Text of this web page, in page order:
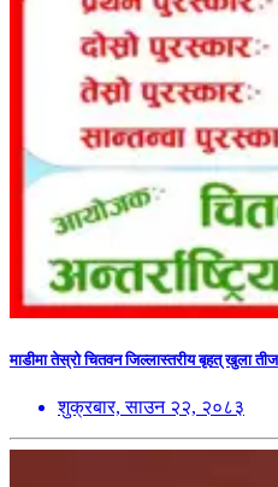
माडीमा तेस्रो चितवन जिल्लास्तरीय बृहत् खुला तीज
शुक्रबार, साउन २२, २०८३